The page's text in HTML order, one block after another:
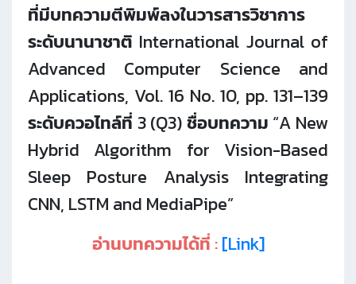
ที่มีบทความตีพิมพ์ลงในวารสารวิชาการ
ระดับนานาชาติ International Journal of
Advanced Computer Science and
Applications, Vol. 16 No. 10, pp. 131–139
ระดับควอไทล์ที่ 3 (Q3) ชื่อบทความ “A New
Hybrid Algorithm for Vision-Based
Sleep Posture Analysis Integrating
CNN, LSTM and MediaPipe”
อ่านบทความได้ที่ :[Link]